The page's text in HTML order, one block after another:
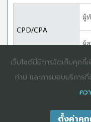
CPD/CPA
ผู้
ผู้
ปิดจอง
เว็บไซต์นี้มีการจัดเก็บคุกกี้
ท่าน และการมอบบริการที่
คว
ตั้งค่าคุ